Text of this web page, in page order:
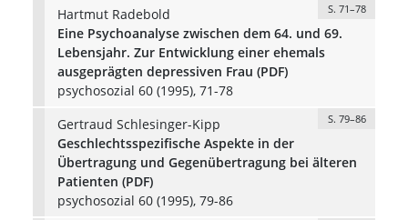
Hartmut Radebold
S. 71–78
Eine Psychoanalyse zwischen dem 64. und 69.
Lebensjahr. Zur Entwicklung einer ehemals
ausgeprägten depressiven Frau (PDF)
psychosozial 60 (1995), 71-78
Gertraud Schlesinger-Kipp
S. 79–86
Geschlechtsspezifische Aspekte in der
Übertragung und Gegenübertragung bei älteren
Patienten (PDF)
psychosozial 60 (1995), 79-86